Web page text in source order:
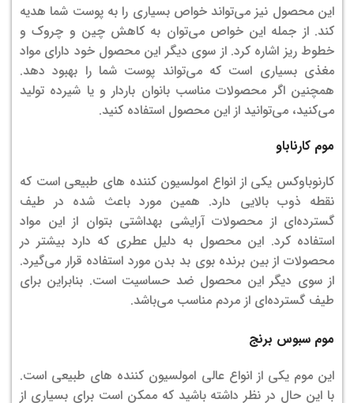
این محصول نیز می‌تواند خواص بسیاری را به پوست شما هدیه
کند. از جمله این خواص می‌توان به کاهش چین و چروک و
خطوط ریز اشاره کرد. از سوی دیگر این محصول خود دارای مواد
مغذی بسیاری است که می‌تواند پوست شما را بهبود دهد.
همچنین اگر محصولات مناسب بانوان باردار و یا شیرده تولید
می‌کنید، می‌توانید از این محصول استفاده کنید.
موم کارناباو
کارنوباوکس یکی از انواع امولسیون کننده های طبیعی است که
نقطه ذوب بالایی دارد. همین مورد باعث شده در طیف
گسترده‌‌ای از محصولات آرایشی بهداشتی بتوان از این مواد
استفاده کرد. این محصول به دلیل عطری که دارد بیشتر در
محصولات از بین برنده بوی بد بدن مورد استفاده قرار می‌گیرد.
از سوی دیگر این محصول ضد حساسیت است. بنابراین برای
طیف گسترده‌‌ای از مردم مناسب می‌باشد.
موم سبوس برنج
این موم یکی از انواع عالی امولسیون کننده‌ های طبیعی است.
با این حال در نظر داشته باشید که ممکن است برای بسیاری از